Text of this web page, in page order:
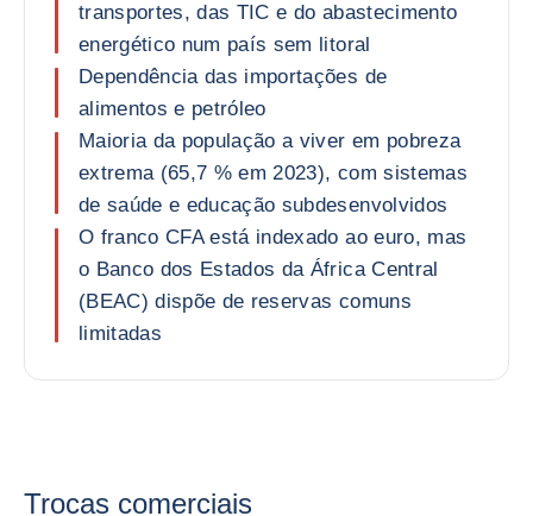
transportes, das TIC e do abastecimento
energético num país sem litoral
Dependência das importações de
alimentos e petróleo
Maioria da população a viver em pobreza
extrema (65,7 % em 2023), com sistemas
de saúde e educação subdesenvolvidos
O franco CFA está indexado ao euro, mas
o Banco dos Estados da África Central
(BEAC) dispõe de reservas comuns
limitadas
Trocas comerciais